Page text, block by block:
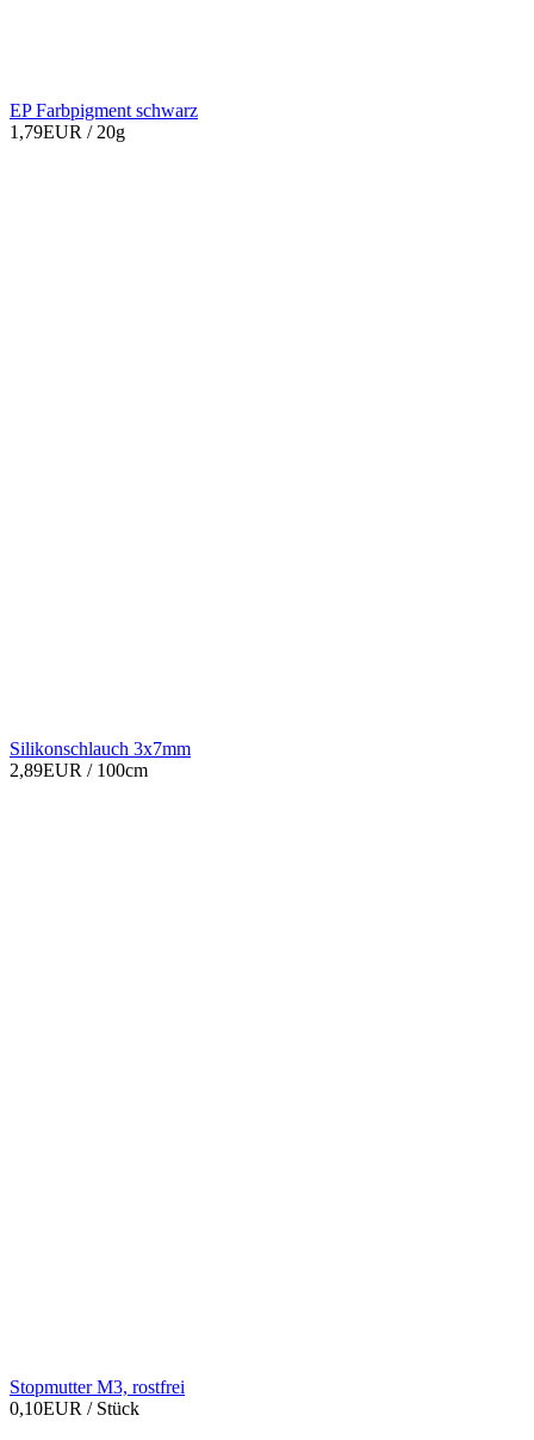
EP Farbpigment schwarz
1,79EUR / 20g
Silikonschlauch 3x7mm
2,89EUR / 100cm
Stopmutter M3, rostfrei
0,10EUR / Stück